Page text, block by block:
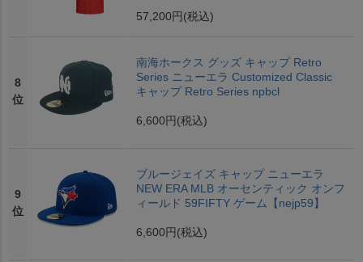
57,200円 (税込)
8
位
南海ホークス グッズ キャップ Retro
Series ニューエラ Customized Classic
キャップ Retro Series npbcl
6,600円 (税込)
9
位
ブルージェイズ キャップ ニューエラ
NEW ERA MLB オーセンティック オンフ
ィールド 59FIFTY ゲーム【nejp59】
6,600円 (税込)